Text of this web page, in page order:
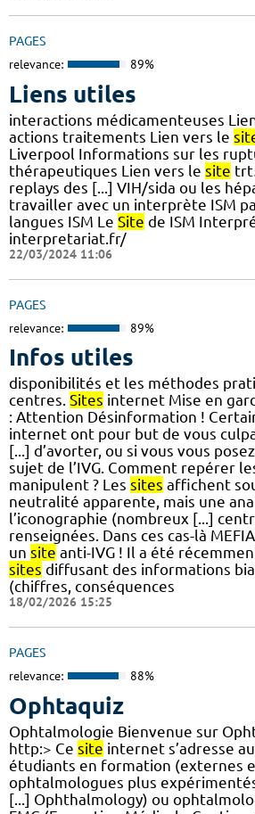
PAGES
relevance: 89%
Liens utiles
interactions médicamenteuses
actions traitements Lien vers le
Liverpool Informations sur les
thérapeutiques Lien vers le site
replays des [...] VIH/sida ou les
travailler avec un interprète ISM
langues ISM Le Site de ISM
interpretariat.fr/
22/03/2024 11:06
PAGES
relevance: 89%
Infos utiles
disponibilités et les méthodes
centres. Sites internet Mise en
: Attention Désinformation !
internet ont pour but de vous
[...] d’avorter, ou si vous vous
sujet de l’IVG. Comment repérer
manipulent ? Les sites affichent
neutralité apparente, mais une
l’iconographie (nombreux [...]
renseignées. Dans ces cas-là
un site anti-IVG ! Il a été
sites diffusant des informations
(chiffres, conséquences
18/02/2026 15:25
PAGES
relevance: 88%
Ophtaquiz
Ophtalmologie Bienvenue sur
http:> Ce site internet s’adresse
étudiants en formation (externes
ophtalmologues plus
[...] Ophthalmology) ou